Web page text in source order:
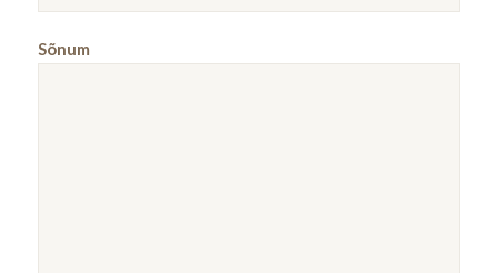
Sõnum